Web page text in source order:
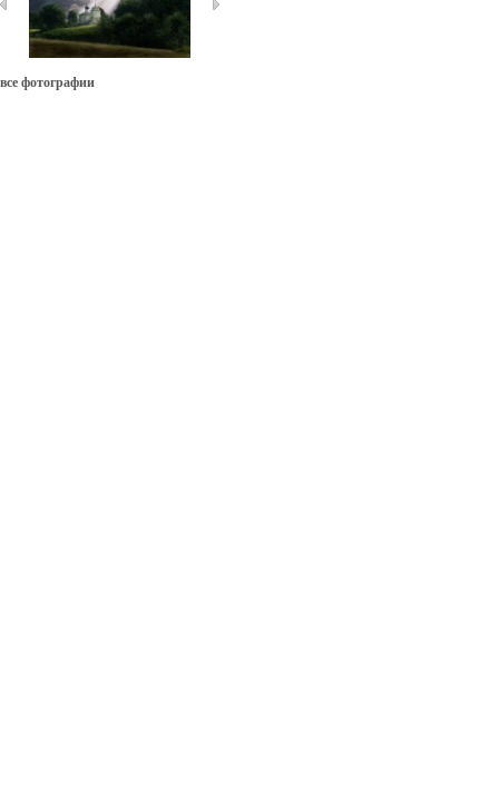
все фотографии